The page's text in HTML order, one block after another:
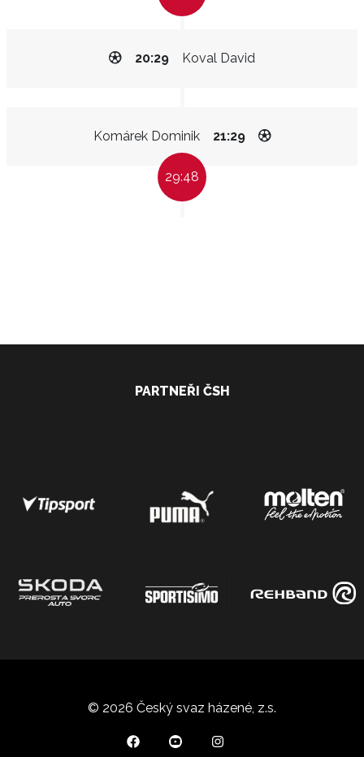
Koval David
20:29
Komárek Dominik 21:29
29:48
PARTNEŘI ČSH
© 2026 Český svaz házené, z.s.